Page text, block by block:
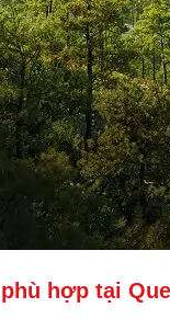
hợp tại